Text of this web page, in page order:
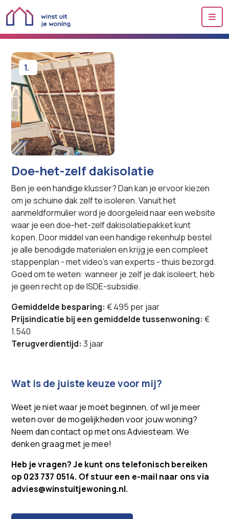
1.
Doe-het-zelf dakisolatie
Ben je een handige klusser? Dan kan je ervoor kiezen
om je schuine dak zelf te isoleren. Vanuit het
aanmeldformulierword je doorgeleid naar een website
waar je een doe-het-zelf dakisolatiepakket kunt
kopen. Door middel van een handige rekenhulp bestel
je alle benodigde materialen en krijg je een compleet
stappenplan - met video’s van experts - thuis bezorgd.
Goed om te weten: wanneer je zelf je dak isoleert, heb
jegeenrecht op de ISDE-subsidie.
Gemiddelde besparing: € 495 per jaar
Prijsindicatie bij een gemiddelde tussenwoning: €
1.540
Terugverdientijd: 3 jaar
Wat is de juiste keuze voor mij?
Weet je niet waar je moet beginnen, of wil je meer
weten over de mogelijkheden voor jouw woning?
Neem dan contact op met ons Adviesteam. We
denken graag met je mee!
Heb je vragen? Je kunt ons telefonisch bereiken
op 023 737 0514. Of stuur een e-mail naar ons via
advies@winstuitjewoning.nl.